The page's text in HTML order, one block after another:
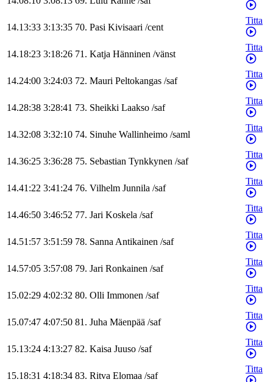
14.13:33 3:13:35 70. Pasi Kivisaari /cent
Titta
14.18:23 3:18:26 71. Katja Hänninen /vänst
Titta
14.24:00 3:24:03 72. Mauri Peltokangas /saf
Titta
14.28:38 3:28:41 73. Sheikki Laakso /saf
Titta
14.32:08 3:32:10 74. Sinuhe Wallinheimo /saml
Titta
14.36:25 3:36:28 75. Sebastian Tynkkynen /saf
Titta
14.41:22 3:41:24 76. Vilhelm Junnila /saf
Titta
14.46:50 3:46:52 77. Jari Koskela /saf
Titta
14.51:57 3:51:59 78. SannaAntikainen /saf
Titta
14.57:05 3:57:08 79. Jari Ronkainen /saf
Titta
15.02:29 4:02:32 80. Olli Immonen /saf
Titta
15.07:47 4:07:50 81. Juha Mäenpää /saf
Titta
15.13:24 4:13:27 82. Kaisa Juuso /saf
Titta
15.18:31 4:18:34 83. Ritva Elomaa /saf
Titta